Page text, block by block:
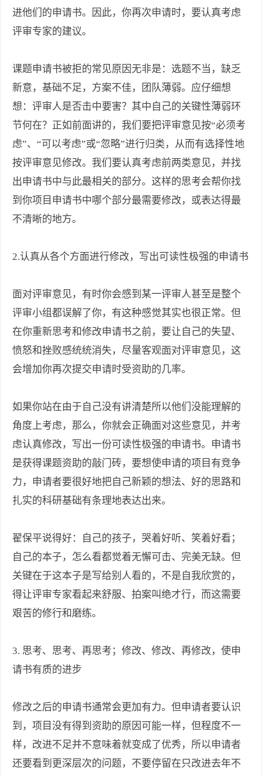
进他们的申请书。因此，你再次申请时，要认真考虑
评审专家的建议。
课题申请书被拒的常见原因无非是：选题不当，缺乏
新意，基础不足，方案不佳，团队薄弱。应仔细想
想：评审人是否击中要害？其中自己的关键性薄弱环
节何在？正如前面讲的，我们要把评审意见按“必须考
虑”、“可以考虑”或“忽略”进行归类，从而有选择性地
按评审意见修改。我们要认真考虑前两类意见，并找
出申请书中与此最相关的部分。这样的思考会帮你找
到你项目申请书中哪个部分最需要修改，或表达得最
不清晰的地方。
2.认真从各个方面进行修改，写出可读性极强的申请书
面对评审意见，有时你会感到某一评审人甚至是整个
评审小组都误解了你，有这种感觉其实也很正常。但
在你重新思考和修改申请书之前，要让自己的失望、
愤怒和挫败感统统消失，尽量客观面对评审意见，这
会增加你再次提交申请时受资助的几率。
如果你站在由于自己没有讲清楚所以他们没能理解的
角度上考虑，那么，你就会正确面对这些意见，并考
虑认真修改，写出一份可读性极强的申请书。申请书
是获得课题资助的敲门砖，要想使申请的项目有竞争
力，申请者要很好地把自己新颖的想法、好的思路和
扎实的科研基础有条理地表达出来。
翟保平说得好：自己的孩子，哭着好听、笑着好看；
自己的本子，怎么看都觉着无懈可击、完美无缺。但
关键在于这本子是写给别人看的，不是自我欣赏的，
得让评审专家看起来舒服、拍案叫绝才行，而这需要
艰苦的修行和磨练。
3. 思考、思考、再思考；修改、修改、再修改，使申
请书有质的进步
修改之后的申请书通常会更加有力。但申请者要认识
到，项目没有得到资助的原因可能一样，但程度不一
样，改进不足并不意味着就变成了优秀，所以申请者
还要看到更深层次的问题，不要停留在只改进去年不